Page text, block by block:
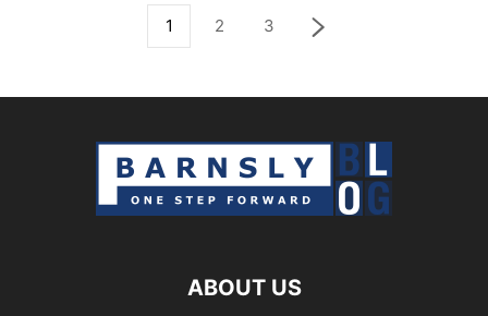
1 2 3
ABOUT US